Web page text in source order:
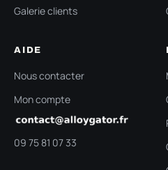
Galerie clients
AIDE
Nous contacter
Mon compte
09 75 81 07 33